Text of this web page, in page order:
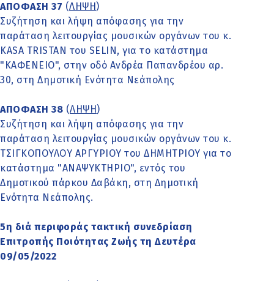
ΑΠΟΦΑΣΗ 37 (ΛΗΨΗ )
Συζήτηση και λήψη απόφασης για την
παράταση λειτουργίας μουσικών οργάνων του κ.
KASA TRISTAN του SELIN, για το κατάστημα
"ΚΑΦΕΝΕΙΟ", στην οδό Ανδρέα Παπανδρέου αρ.
30, στη Δημοτική Ενότητα Νεάπολης
ΑΠΟΦΑΣΗ 38 (ΛΗΨΗ )
Συζήτηση και λήψη απόφασης για την
παράταση λειτουργίας μουσικών οργάνων του κ.
ΤΣΙΓΚΟΠΟΥΛΟΥ ΑΡΓΥΡΙΟΥ του ΔΗΜΗΤΡΙΟΥ για το
κατάστημα "ΑΝΑΨΥΚΤΗΡΙΟ", εντός του
Δημοτικού πάρκου Δαβάκη, στη Δημοτική
Ενότητα Νεάπολης.
5η διά περιφοράς τακτική συνεδρίαση
Επιτροπής Ποιότητας Ζωής τη Δευτέρα
09/05/2022